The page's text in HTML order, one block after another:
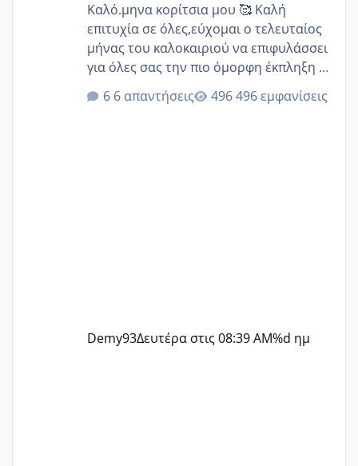
Καλό.μηνα κορίτσια μου 🥰 Καλή
επιτυχία σε όλες,εύχομαι ο τελευταίος
μήνας του καλοκαιριού να επιφυλάσσει
για όλες σας την πιο όμορφη έκπληξη 🧿
@Elk @Melikara86 @Παρασκευαιδου
@Zenia z @melitiniღ @Christi.D.
6 απαντήσεις 496 εμφανίσεις
Demy93Δευτέρα στις 08:39 AM%d ημ